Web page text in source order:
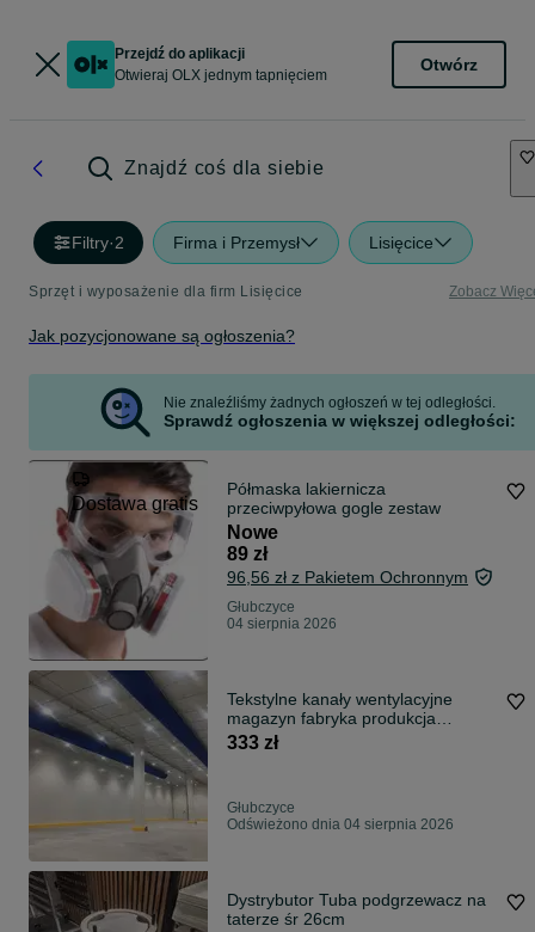
Przejdź do aplikacji
Otwieraj OLX jednym tapnięciem
Otwórz
Znajdź coś dla siebie
Filtry·2 Firma i Przemysł Lisięcice
Sprzęt i wyposażenie dla firm Lisięcice Zobacz
Jak pozycjonowane są ogłoszenia?
Nie znaleźliśmy żadnych ogłoszeń w tej odległości.
Sprawdź ogłoszenia w większej odległości:
Dostawa gratis
Półmaska lakiernicza
przeciwpyłowa gogle zestaw
Nowe
89 zł
96,56 zł z Pakietem Ochronnym
Głubczyce
04 sierpnia 2026
Tekstylne kanały wentylacyjne
magazyn fabryka produkcja
powietrze
333 zł
Głubczyce
Odświeżono dnia 04 sierpnia 2026
Dystrybutor Tuba podgrzewacz na
taterze śr 26cm